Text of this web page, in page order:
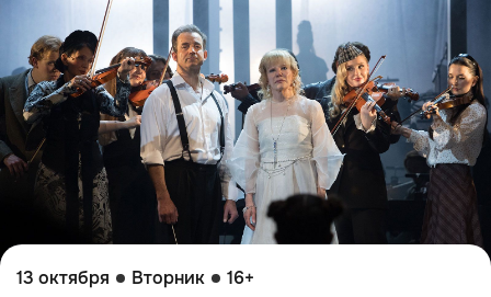
13 октября Вторник 16+